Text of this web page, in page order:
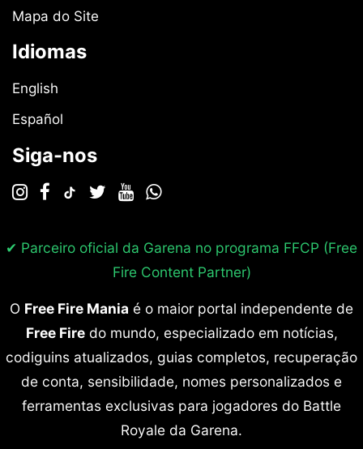
Mapa do Site
Idiomas
English
Español
Siga-nos
✔ Parceiro oficial da Garena no programa FFCP (Free
Fire Content Partner)
O Free Fire Mania é o maior portal independente de
Free Firedo mundo, especializado em notícias,
codiguins atualizados, guias completos, recuperação
de conta, sensibilidade, nomes personalizados e
ferramentas exclusivas para jogadores do Battle
Royale da Garena.